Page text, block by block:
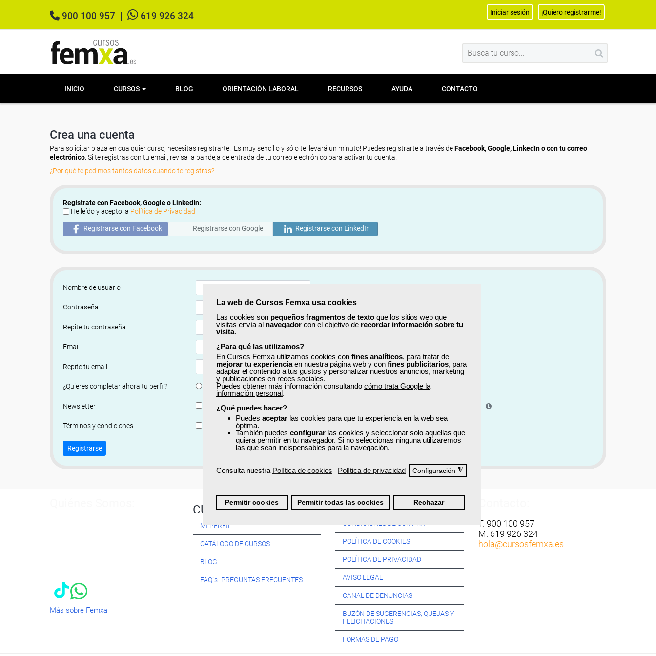
La web de Cursos Femxa usa cookies
Las cookies son pequeños fragmentos de texto que los sitios web que
visitas envía al navegador con el objetivo de recordar información sobre tu
visita.
¿Para qué las utilizamos?
En Cursos Femxa utilizamos cookies con fines analíticos, para tratar de
mejorar tu experienciaen nuestra página web y con fines publicitarios, para
adaptar el contenido a tus gustos y personalizar nuestros anuncios, marketing
y publicaciones en redes sociales.
Puedes obtener más información consultando cómo trata Google la
información personal.
¿Qué puedes hacer?
Puedes aceptar las cookies para que tu experiencia en la web sea
óptima.
También puedes configurar las cookies y seleccionar solo aquellas que
quiera permitir en tu navegador. Si no seleccionas ninguna utilizaremos
las que sean indispensables para la navegación.
Consulta nuestra Política de cookies Política de privacidad Configuración ◮
Permitir cookies Permitir todas las cookies Rechazar
900 100 957 619 926 324 Iniciar sesión ¡Quiero registrarme!
INICIO CURSOS BLOG ORIENTACIÓN LABORAL RECURSOS AYUDA CONTACTO
Crea una cuenta
Para solicitar plaza en cualquier curso, necesitas registrarte. ¡Es muy sencillo y sólo te llevará un minuto! Puedes registrarte a través deFacebook, Google, LinkedIn o con tu correo
electrónico . Si te registras con tu email, revisa la bandeja de entrada de tu correo electrónico para activar tu cuenta.
¿Por qué te pedimos tantos datos cuando te registras?
Regístrate con Facebook, Google o LinkedIn:
He leído y acepto la Política de Privacidad
Registrarse con Facebook Registrarse con Google Registrarse con LinkedIn
Nombre de usuario
Contraseña Mostrar
Repite tu contraseña Mostrar
Email
Repite tu email
¿Quieres completar ahora tu perfil? No, completaré mi perfil más adelante
Newsletter Si, quiero recibir información sobre cursos, ofertas exclusivas y recursos para el aprendizaje.
Términos y condiciones He leído y acepto la
Registrarse
Más sobre Femxa
CURSOS:
MI PERFIL
CATÁLOGO DE CURSOS
BLOG
FAQ´s -PREGUNTAS FRECUENTES
Información:
CONDICIONES DE COMPRA
POLÍTICA DE COOKIES
POLÍTICA DE PRIVACIDAD
AVISO LEGAL
CANAL DE DENUNCIAS
BUZÓN DE SUGERENCIAS, QUEJAS Y
FELICITACIONES
FORMAS DE PAGO
T. 900 100 957
M. 619 926 324
hola@cursosfemxa.es